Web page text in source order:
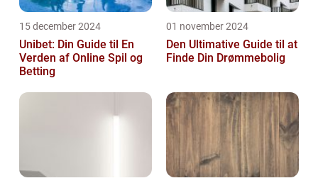
15 december 2024
Unibet: Din Guide til En
Verden af Online Spil og
Betting
01 november 2024
Den Ultimative Guide til at
Finde Din Drømmebolig